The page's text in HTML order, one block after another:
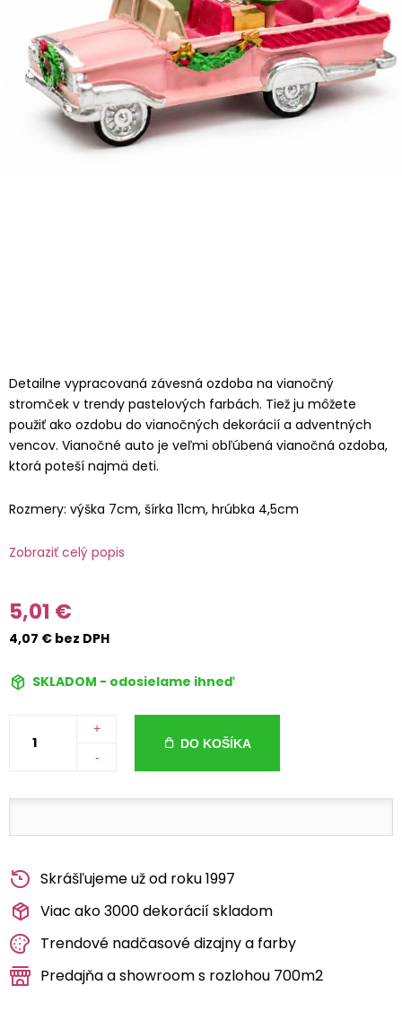
Detailne vypracovaná závesná ozdoba na vianočný
stromček v trendy pastelových farbách. Tiež ju môžete
použiť ako ozdobu do vianočných dekorácií a adventných
vencov. Vianočné auto je veľmi obľúbená vianočná ozdoba,
ktorá poteší najmä deti.
Rozmery: výška 7cm, šírka 11cm, hrúbka 4,5cm
Zobraziť celý popis
5,01 €
4,07 € bez DPH
SKLADOM - odosielame ihneď
+
-
DO KOŠÍKA
Skrášľujeme už od roku 1997
Viac ako 3000 dekorácií skladom
Trendové nadčasové dizajny a farby
Predajňa a showroom s rozlohou 700m2